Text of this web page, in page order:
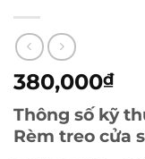
380,000₫
Thông số kỹ
Rèm treo cửa